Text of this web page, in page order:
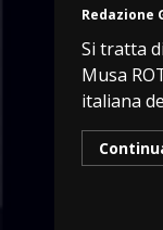
Redazione
Si tratta
Musa
italiana